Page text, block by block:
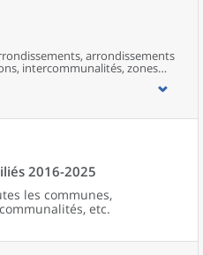
arrondissements
intercommunalités, zones
et aires d’attraction des
2016-2025
les communes,
etc.